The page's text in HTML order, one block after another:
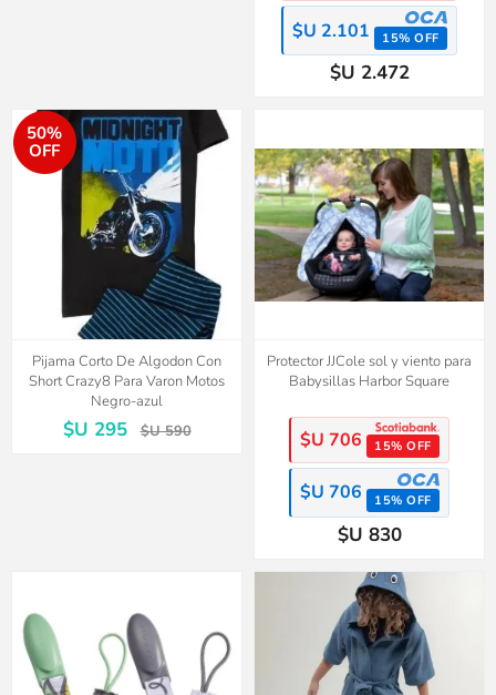
$U 2.101 15% OFF
$U 2.472
50%
OFF
Pijama Corto De Algodon Con
Short Crazy8 Para Varon Motos
Negro-azul
$U 295 $U 590
Protector JJCole sol y viento para
Babysillas Harbor Square
$U 706 15% OFF
$U 706 15% OFF
$U 830